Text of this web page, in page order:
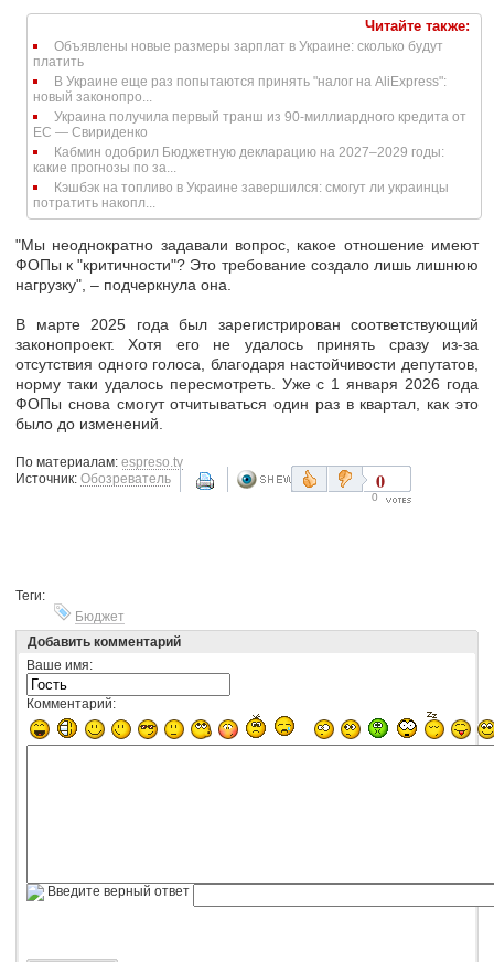
Читайте также:
Объявлены новые размеры зарплат в Украине: сколько будут
платить
В Украине еще раз попытаются принять "налог на AliExpress":
новый законопро...
Украина получила первый транш из 90-миллиардного кредита от
ЕС — Свириденко
Кабмин одобрил Бюджетную декларацию на 2027–2029 годы:
какие прогнозы по за...
Кэшбэк на топливо в Украине завершился: смогут ли украинцы
потратить накопл...
"Мы неоднократно задавали вопрос, какое отношение имеют
ФОПы к "критичности"? Это требование создало лишь лишнюю
нагрузку", – подчеркнула она.
В марте 2025 года был зарегистрирован соответствующий
законопроект. Хотя его не удалось принять сразу из-за
отсутствия одного голоса, благодаря настойчивости депутатов,
норму таки удалось пересмотреть. Уже с 1 января 2026 года
ФОПы снова смогут отчитываться один раз в квартал, как это
было до изменений.
По материалам: espreso.tv
Источник: Обозреватель 0
0
Теги:
Бюджет
Добавить комментарий
Ваше имя:
Комментарий:
Введите верный ответ